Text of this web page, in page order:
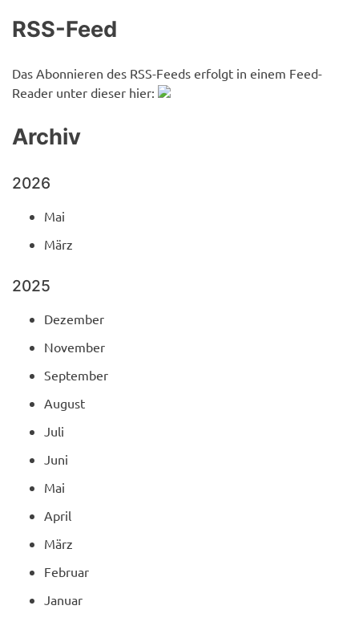
RSS-Feed
Das Abonnieren des RSS-Feeds erfolgt in einem Feed-
Reader unter dieser hier:
Archiv
2026
Mai
März
2025
Dezember
November
September
August
Juli
Juni
Mai
April
März
Februar
Januar